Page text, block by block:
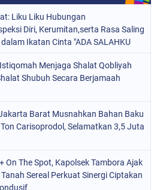
Liku Liku Hubungan
Diri, Kerumitan,serta Rasa Saling
Ikatan Cinta "ADA SALAHKU
Menjaga Shalat Qobliyah
Shubuh Secara Berjamaah
Barat Musnahkan Bahan Baku
Carisoprodol, Selamatkan 3,5 Juta
On The Spot, Kapolsek Tambora Ajak
Sereal Perkuat Sinergi Ciptakan